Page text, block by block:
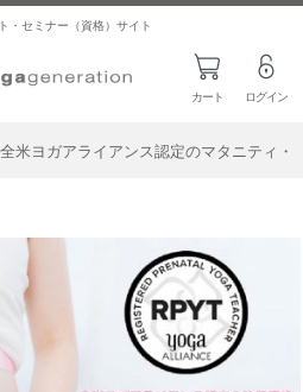
・セミナー（資格）サイト
カート ログイン
全米ヨガアライアンス認定のマタニティ・